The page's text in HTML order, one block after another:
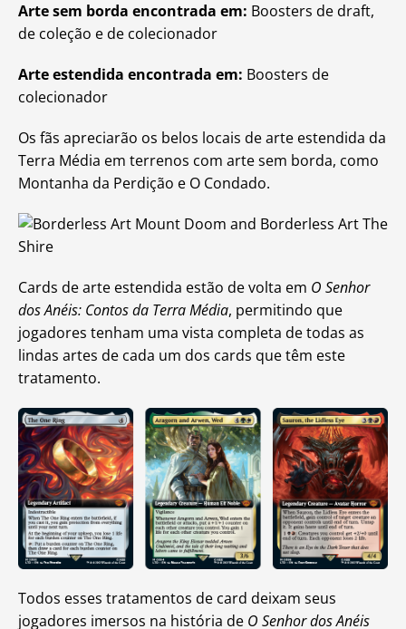
Arte sem borda encontrada em: Boosters de draft,
de coleção e de colecionador
Arte estendida encontrada em: Boosters de
colecionador
Os fãs apreciarão os belos locais de arte estendida da
Terra Média em terrenos com arte sem borda, como
Montanha da Perdição e O Condado.
Cards de arte estendida estão de volta em O Senhor
dos Anéis: Contos da Terra Média, permitindo que
jogadores tenham uma vista completa de todas as
lindas artes de cada um dos cards que têm este
tratamento.
Todos esses tratamentos de card deixam seus
jogadores imersos na história de O Senhor dos Anéis